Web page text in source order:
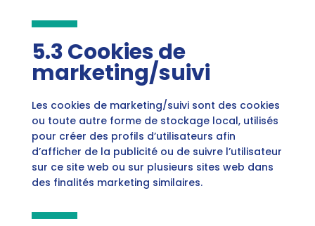
5.3 Cookies de
marketing/suivi
Les cookies de marketing/suivi sont des cookies
ou toute autre forme de stockage local, utilisés
pour créer des profils d’utilisateurs afin
d’afficher de la publicité ou de suivre l’utilisateur
sur ce site web ou sur plusieurs sites web dans
des finalités marketing similaires.